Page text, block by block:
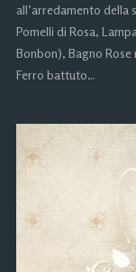
all’arredamento della
Pomelli di Rosa,
Bonbon), Bagno
Ferro battuto…